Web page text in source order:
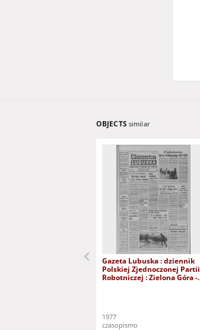
OBJECTS similar
Gazeta Lubuska : dziennik
Polskiej Zjednoczonej Partii
Robotniczej : Zielona Góra -
1977
czasopismo